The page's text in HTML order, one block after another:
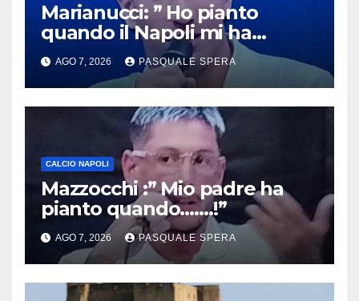
Marianucci: ” Ho pianto
quando il Napoli mi ha
chiamato !”
AGO 7, 2026 PASQUALE SPERA
CALCIO NAPOLI
Mazzocchi :” Mio padre ha
pianto quando…….!”
AGO 7, 2026 PASQUALE SPERA